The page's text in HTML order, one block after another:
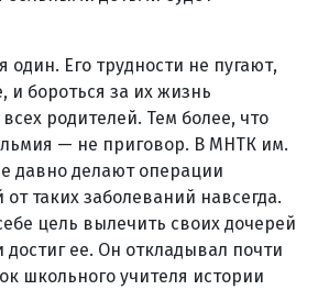
один. Его трудности не пугают,
и бороться за их жизнь
родителей. Тем более, что
— не приговор. В МНТК им.
давно делают операции
таких заболеваний навсегда.
цель вылечить своих дочерей
достиг ее. Он откладывал почти
школьного учителя истории